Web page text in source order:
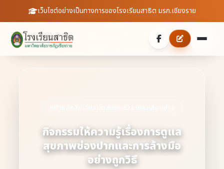
เว็บไซต์อย่างเป็นทางการของโรงเรียนสาธิต มรภ.เชียงราย
ประวัติความเป็นมา
บุคลากร
ประชาสัมพันธ์
ข่าวสารจากโรงเรียน
สายตรงผู้อำนวยการ
กิจกรรมให้ความรู้เรื่องการดูแล
สุขภาพช่องปากและการล้างมือ
อย่างถูกวิธี